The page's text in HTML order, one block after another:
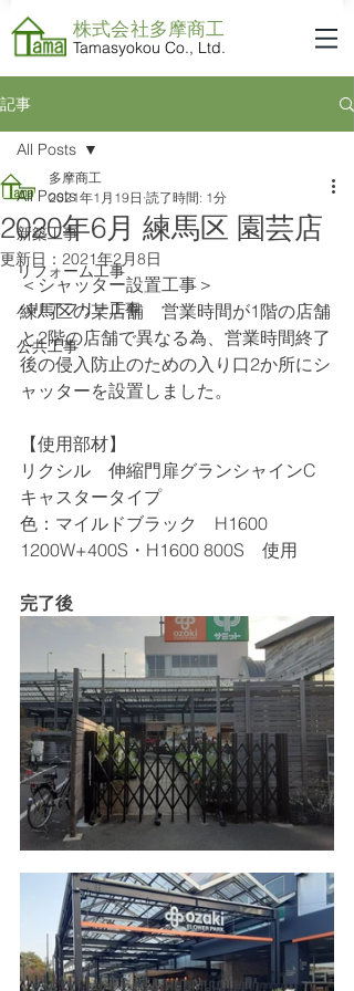
株式会社​多摩商工
Tamasyokou Co., Ltd.
記事
All Posts
新築工事
リフォーム工事
バリアフリー工事
公共工事
All Posts
2020年6月 練馬区 園芸店
多摩商工
2021年1月19日 読了時間: 1分
更新日： 2021年2月8日
＜シャッター設置工事＞
練馬区の某店舗　営業時間が1階の店舗
と2階の店舗で異なる為、営業時間終了
後の侵入防止のための入り口2か所にシ
ャッターを設置しました。
【使用部材】
リクシル　伸縮門扉グランシャインC
キャスタータイプ
色：マイルドブラック　H1600
1200W+400S・H1600 800S　使用
完了後